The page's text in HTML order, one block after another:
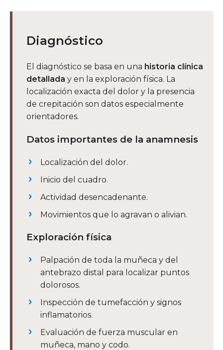
Diagnóstico
El diagnóstico se basa en una historia clínica
detallada y en la exploración física. La
localización exacta del dolor y la presencia
de crepitación son datos especialmente
orientadores.
Datos importantes de la anamnesis
Localización del dolor.
Inicio del cuadro.
Actividad desencadenante.
Movimientos que lo agravan o alivian.
Exploración física
Palpación de toda la muñeca y del
antebrazo distal para localizar puntos
dolorosos.
Inspección de tumefacción y signos
inflamatorios.
Evaluación de fuerza muscular en
muñeca, mano y codo.